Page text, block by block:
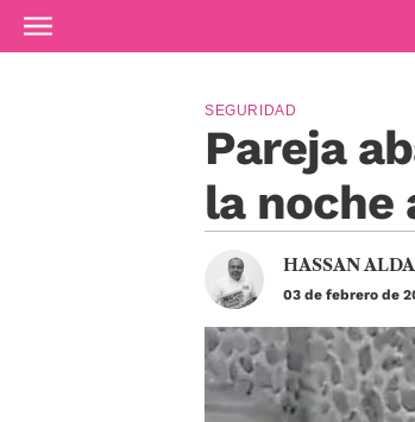
Ir al contenido principal
Pareja
la noche
SEGURIDAD
HASSAN
03 de febrero de